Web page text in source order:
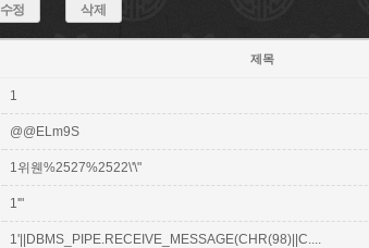
수정 삭제
제목
1
@@ELm9S
1위웬%2527%2522\'\"
1'"
1'||DBMS_PIPE.RECEIVE_MESSAGE(CHR(98)||C....